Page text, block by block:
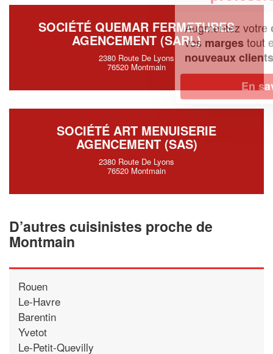
SOCIÉTÉ QUEMAR FERMETURES
AGENCEMENT (SARL)
2380 Route De Lyons
76520 Montmain
SOCIÉTÉ ART MENUISERIE
AGENCEMENT (SAS)
2380 Route De Lyons
76520 Montmain
D’autres cuisinistes proche de
Montmain
Rouen
Le-Havre
Barentin
Yvetot
Le-Petit-Quevilly
Augmentez votrechiffre d'affaireset
vosmargestout en gagnant de
nouveaux clients!